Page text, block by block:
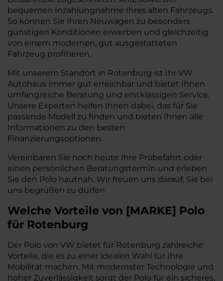
bequemen Inzahlungnahme Ihres alten Fahrzeugs.
So können Sie Ihren Neuwagen zu besonders
günstigen Konditionen erwerben und gleichzeitig
von einem modernen, gut ausgestatteten
Fahrzeug profitieren.
Mit unserem Standort in Rotenburg ist Ihr VW
Autohaus immer gut erreichbar und bietet Ihnen
umfangreiche Beratung und erstklassigen Service.
Unsere Experten helfen Ihnen dabei, das für Sie
passende Modell zu finden und bieten Ihnen alle
Informationen zu den besten
Finanzierungsoptionen.
Vereinbaren Sie noch heute Ihre Probefahrt oder
einen persönlichen Beratungstermin und erleben
Sie den Polo hautnah. Wir freuen uns darauf, Sie bei
uns begrüßen zu dürfen
Welche Vorteile von [MARKE] Polo
für Rotenburg
Der Polo von VW bietet für Rotenburg zahlreiche
Vorteile, die es zu einer idealen Wahl für Ihre
Mobilität machen. Mit modernster Technologie und
hoher Zuverlässigkeit sorgt der Polo für ein sicheres,